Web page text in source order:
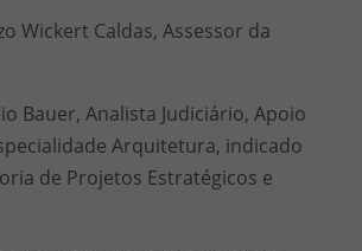
Wickert Caldas, Assessor da
Bauer, Analista Judiciário, Apoio
Arquitetura, indicado
de Projetos Estratégicos e